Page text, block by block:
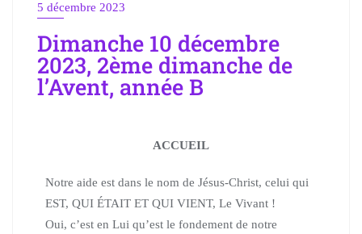
5 décembre 2023
Dimanche 10 décembre
2023, 2ème dimanche de
l’Avent, année B
ACCUEIL
Notre aide est dans le nom de Jésus-Christ, celui qui
EST, QUI ÉTAIT ET QUI VIENT, Le Vivant !
Oui, c’est en Lui qu’est le fondement de notre